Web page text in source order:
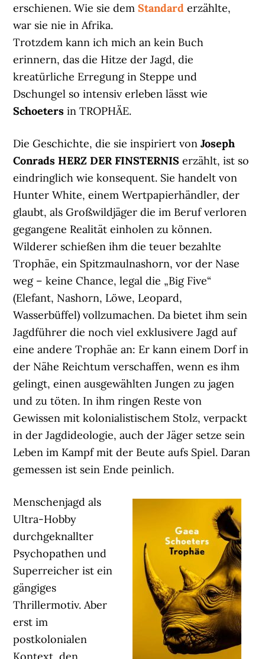
erschienen. Wie sie demStandard erzählte,
war sie nie in Afrika.
Trotzdem kann ich mich an kein Buch
erinnern, das die Hitze der Jagd, die
kreatürliche Erregung in Steppe und
Dschungel so intensiv erleben lässt wie
Schoetersin TROPHÄE.
Die Geschichte, die sie inspiriert vonJoseph
Conrads HERZ DER FINSTERNISerzählt, ist so
eindringlich wie konsequent. Sie handelt von
Hunter White, einem Wertpapierhändler, der
glaubt, als Großwildjäger die im Beruf verloren
gegangene Realität einholen zu können.
Wilderer schießen ihm die teuer bezahlte
Trophäe, ein Spitzmaulnashorn, vor der Nase
weg – keine Chance, legal die „Big Five“
(Elefant, Nashorn, Löwe, Leopard,
Wasserbüffel) vollzumachen. Da bietet ihm sein
Jagdführer die noch viel exklusivere Jagd auf
eine andere Trophäe an: Er kann einem Dorf in
der Nähe Reichtum verschaffen, wenn es ihm
gelingt, einen ausgewählten Jungen zu jagen
und zu töten. In ihm ringen Reste von
Gewissen mit kolonialistischem Stolz, verpackt
in der Jagdideologie, auch der Jäger setze sein
Leben im Kampf mit der Beute aufs Spiel. Daran
gemessen ist sein Ende peinlich.
Menschenjagd als
Ultra-Hobby
durchgeknallter
Psychopathen und
Superreicher ist ein
gängiges
Thrillermotiv. Aber
erst im
postkolonialen
Kontext, den